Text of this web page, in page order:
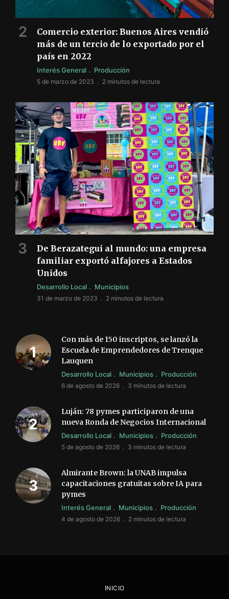
Comercio exterior: Buenos Aires vendió
más de un tercio de lo exportado por el
país en 2022
Interés General Producción
5 de marzo de 2023 2 minutos de lectura
De Berazategui al mundo: una empresa
familiar exportó alfajores a Estados
Unidos
Desarrollo Local Municipios
31 de marzo de 2023 2 minutos de lectura
Con más de 150 inscriptos, se lanzó la
Escuela de Emprendedores de Trenque
Lauquen
Desarrollo Local Municipios Producción
6 de agosto de 2026 3 minutos de lectura
Luján: 78 pymes participaron de una
nueva Ronda de Negocios Internacional
Desarrollo Local Municipios Producción
5 de agosto de 2026 3 minutos de lectura
Almirante Brown: la UNAB impulsa
capacitaciones gratuitas sobre IA para
pymes
Interés General Municipios Producción
4 de agosto de 2026 2 minutos de lectura
INICIO